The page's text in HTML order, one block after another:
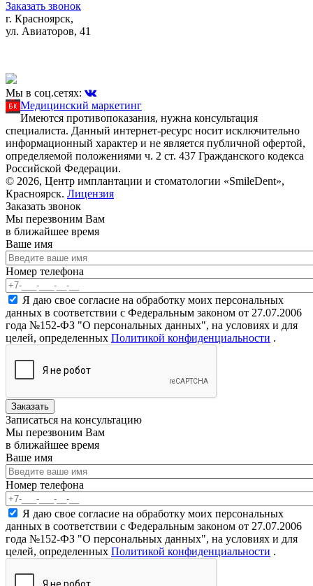
Заказать звонок
г. Красноярск,
ул. Авиаторов, 41
Мы в соц.сетях:
Медицинский маркетинг
Имеются противопоказания, нужна консультация
специалиста. Данный интернет-ресурс носит исключительно
информационный характер и не является публичной офертой,
определяемой положениями ч. 2 ст. 437 Гражданского кодекса
Российской Федерации.
© 2026, Центр имплантации и стоматологии «SmileDent»,
Красноярск. Лицензия
Заказать звонок
Мы перезвоним Вам
в ближайшее время
Ваше имя
Ваше имя
Номер телефона
Номер телефона
Согласие на обработку персональных данных*
Я даю свое согласие на обработку моих персональных
данных в соответствии с Федеральным законом от 27.07.2006
года №152-ФЗ "О персональных данных", на условиях и для
целей, определенных Политикой конфиденциальности .
Записаться на консультацию
Мы перезвоним Вам
в ближайшее время
Ваше имя
Ваше имя
Номер телефона
Номер телефона
Согласие на обработку персональных данных*
Я даю свое согласие на обработку моих персональных
данных в соответствии с Федеральным законом от 27.07.2006
года №152-ФЗ "О персональных данных", на условиях и для
целей, определенных Политикой конфиденциальности .